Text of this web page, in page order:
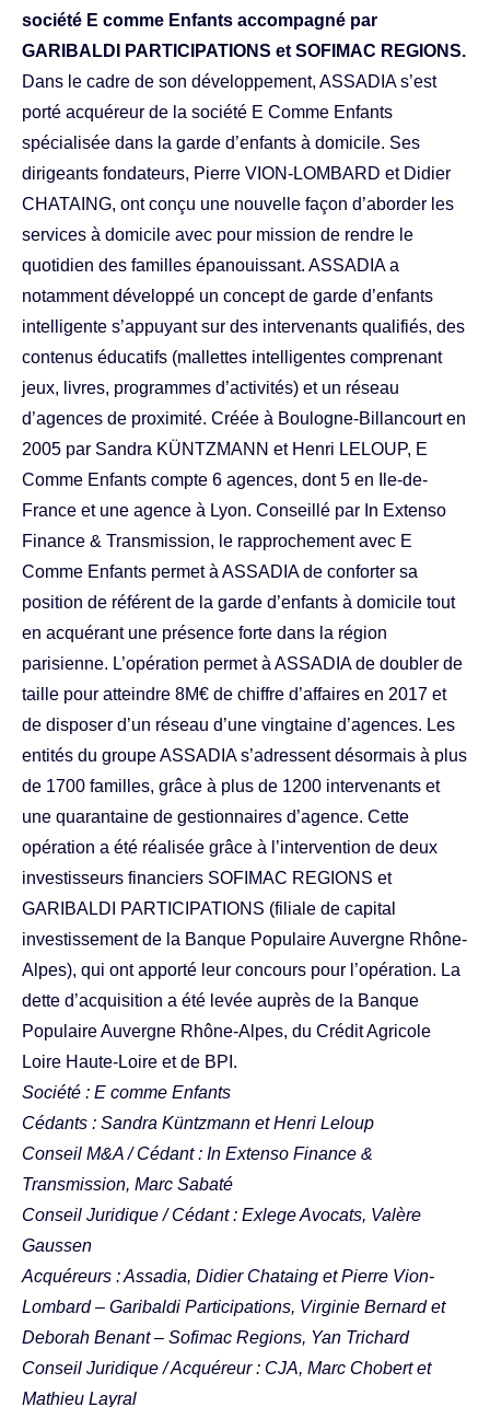
société E comme Enfants accompagné par
GARIBALDI PARTICIPATIONS et SOFIMAC REGIONS.
Dans le cadre de son développement, ASSADIA s’est
porté acquéreur de la société E Comme Enfants
spécialisée dans la garde d’enfants à domicile. Ses
dirigeants fondateurs, Pierre VION-LOMBARD et Didier
CHATAING, ont conçu une nouvelle façon d’aborder les
services à domicile avec pour mission de rendre le
quotidien des familles épanouissant. ASSADIA a
notamment développé un concept de garde d’enfants
intelligente s’appuyant sur des intervenants qualifiés, des
contenus éducatifs (mallettes intelligentes comprenant
jeux, livres, programmes d’activités) et un réseau
d’agences de proximité. Créée à Boulogne-Billancourt en
2005 par Sandra KÜNTZMANN et Henri LELOUP, E
Comme Enfants compte 6 agences, dont 5 en Ile-de-
France et une agence à Lyon. Conseillé par In Extenso
Finance & Transmission, le rapprochement avec E
Comme Enfants permet à ASSADIA de conforter sa
position de référent de la garde d’enfants à domicile tout
en acquérant une présence forte dans la région
parisienne. L’opération permet à ASSADIA de doubler de
taille pour atteindre 8M€ de chiffre d’affaires en 2017 et
de disposer d’un réseau d’une vingtaine d’agences. Les
entités du groupe ASSADIA s’adressent désormais à plus
de 1700 familles, grâce à plus de 1200 intervenants et
une quarantaine de gestionnaires d’agence. Cette
opération a été réalisée grâce à l’intervention de deux
investisseurs financiers SOFIMAC REGIONS et
GARIBALDI PARTICIPATIONS (filiale de capital
investissement de la Banque Populaire Auvergne Rhône-
Alpes), qui ont apporté leur concours pour l’opération. La
dette d’acquisition a été levée auprès de la Banque
Populaire Auvergne Rhône-Alpes, du Crédit Agricole
Loire Haute-Loire et de BPI.
Société : E comme Enfants
Cédants : Sandra Küntzmann et Henri Leloup
Conseil M&A / Cédant : In Extenso Finance &
Transmission, Marc Sabaté
Conseil Juridique / Cédant : Exlege Avocats, Valère
Gaussen
Acquéreurs : Assadia, Didier Chataing et Pierre Vion-
Lombard – Garibaldi Participations, Virginie Bernard et
Deborah Benant – Sofimac Regions, Yan Trichard
Conseil Juridique / Acquéreur : CJA, Marc Chobert et
Mathieu Layral